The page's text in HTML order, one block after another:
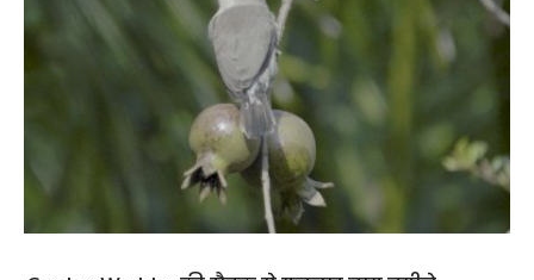
Farm & Food
Opinion
Photo Gallery